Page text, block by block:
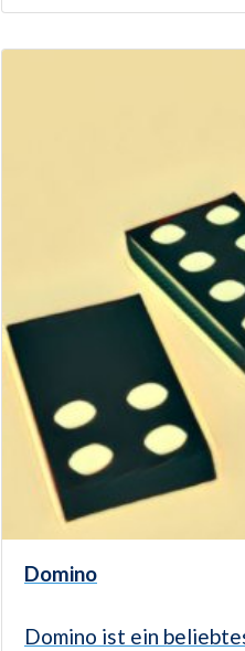
Domino
Domino ist ein